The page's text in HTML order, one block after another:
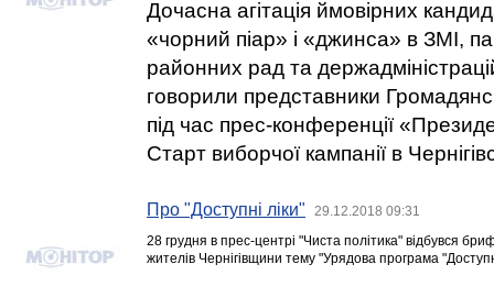
Дочасна агітація ймовірних
«чорний піар» і «джинса» в ЗМІ,
районних рад та
говорили представники
під час прес-конференції
Старт виборчої кампанії в
Про "Доступні ліки" 29.12.2018 09:31
28 грудня в прес-центрі "Чиста політика" відбувся
жителів Чернігівщини тему "Урядова програма